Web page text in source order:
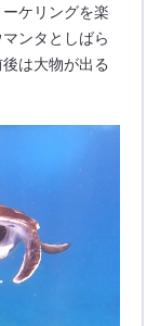
ケリングを楽
ンタとしばら
は大物が出る